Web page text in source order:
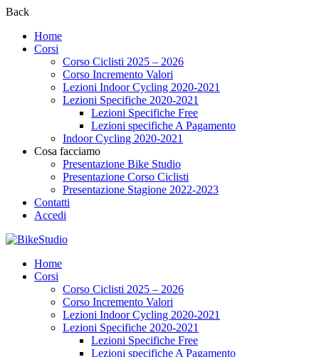
Back
Home
Corsi
Corso Ciclisti 2025 – 2026
Corso Incremento Valori
Lezioni Indoor Cycling 2020-2021
Lezioni Specifiche 2020-2021
Lezioni Specifiche Free
Lezioni specifiche A Pagamento
Indoor Cycling 2020-2021
Cosa facciamo
Presentazione Bike Studio
Presentazione Corso Ciclisti
Presentazione Stagione 2022-2023
Contatti
Accedi
Home
Corsi
Corso Ciclisti 2025 – 2026
Corso Incremento Valori
Lezioni Indoor Cycling 2020-2021
Lezioni Specifiche 2020-2021
Lezioni Specifiche Free
Lezioni specifiche A Pagamento